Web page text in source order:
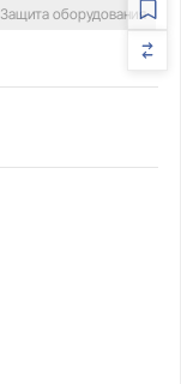
Защита оборудования